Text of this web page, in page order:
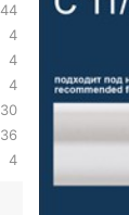
44
4
4
4
30
36
4